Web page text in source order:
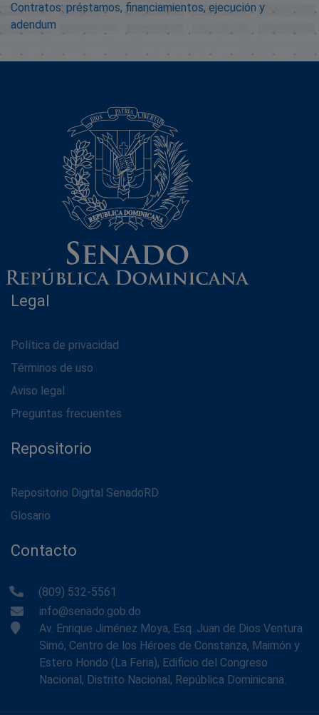
Contratos: préstamos, financiamientos, ejecución y
adendum
Legal
Política de privacidad
Términos de uso
Aviso legal
Preguntas frecuentes
Repositorio
Repositorio Digital SenadoRD
Glosario
Contacto
(809) 532-5561
info@senado.gob.do
Av. Enrique Jiménez Moya, Esq. Juan de Dios Ventura
Simó, Centro de los Héroes de Constanza, Maimón y
Estero Hondo (La Feria), Edificio del Congreso
Nacional, Distrito Nacional, República Dominicana.